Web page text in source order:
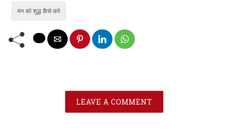
मन को शुद्ध कैसे करे
LEAVE A COMMENT